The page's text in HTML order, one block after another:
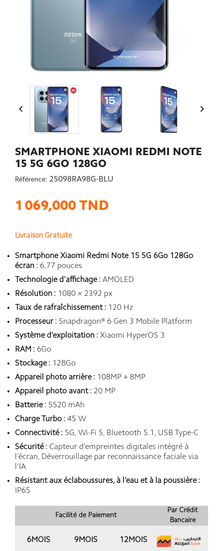
 
SMARTPHONE XIAOMI REDMI NOTE
15 5G 6GO 128GO
Référence: 25098RA98G-BLU
1 069,000 TND
Livraison Gratuite
Smartphone Xiaomi Redmi Note 15 5G 6Go 128Go
écran : 6,77 pouces
Technologie d'affichage : AMOLED
Résolution : 1080 × 2392 px
Taux de rafraîchissement : 120 Hz
Processeur : Snapdragon® 6 Gen 3 Mobile Platform
Système d'exploitation : Xiaomi HyperOS 3
RAM : 6Go
Stockage : 128Go
Appareil photo arrière : 108MP + 8MP
Appareil photo avant : 20 MP
Batterie : 5520 mAh
Charge Turbo : 45 W
Connectivité : 5G, Wi-Fi 5, Bluetooth 5.1, USB Type-C
Sécurité : Capteur d’empreintes digitales intégré à
l’écran, Déverrouillage par reconnaissance faciale via
l’IA
Résistant aux éclaboussures, à l’eau et à la poussière :
IP65
Facilité de Paiement
Par Crédit
Bancaire
6MOIS 9MOIS 12MOIS